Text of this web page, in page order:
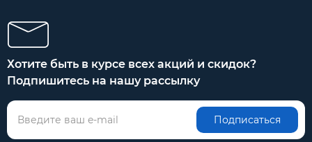
Хотите быть в курсе всех акций и скидок?
Подпишитесь на нашу рассылку
Подписаться